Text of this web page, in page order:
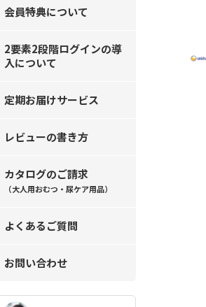
会員特典について
2要素2段階ログインの導
入について
定期お届けサービス
レビューの書き方
カタログのご請求
（大人用おむつ・尿ケア用品）
よくあるご質問
お問い合わせ